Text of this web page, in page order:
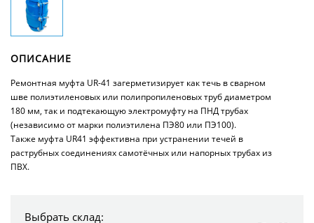
ОПИСАНИЕ
Ремонтная муфта UR-41 загерметизирует как течь в сварном
шве полиэтиленовых или полипропиленовых труб диаметром
180 мм, так и подтекающую электромуфту на ПНД трубах
(независимо от марки полиэтилена ПЭ80 или ПЭ100).
Также муфта UR41 эффективна при устранении течей в
раструбных соединениях самотёчных или напорных трубах из
ПВХ.
Выбрать склад: